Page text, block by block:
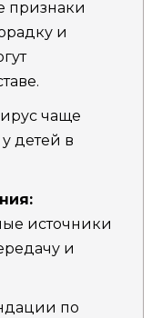
признаки
и
чаще
детей в
источники
и
по